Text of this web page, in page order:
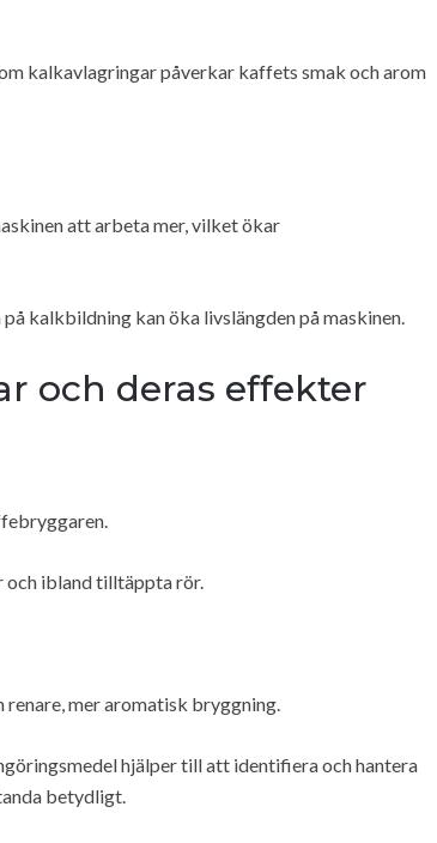
kalkavlagringar påverkar kaffets smak och arom
att arbeta mer, vilket ökar
kalkbildning kan öka livslängden på maskinen.
och deras effekter
och ibland tilltäppta rör.
mer aromatisk bryggning.
hjälper till att identifiera och hantera
betydligt.